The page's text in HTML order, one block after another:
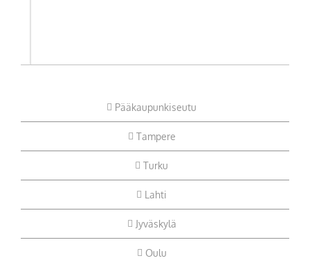
Pääkaupunkiseutu
Tampere
Turku
Lahti
Jyväskylä
Oulu